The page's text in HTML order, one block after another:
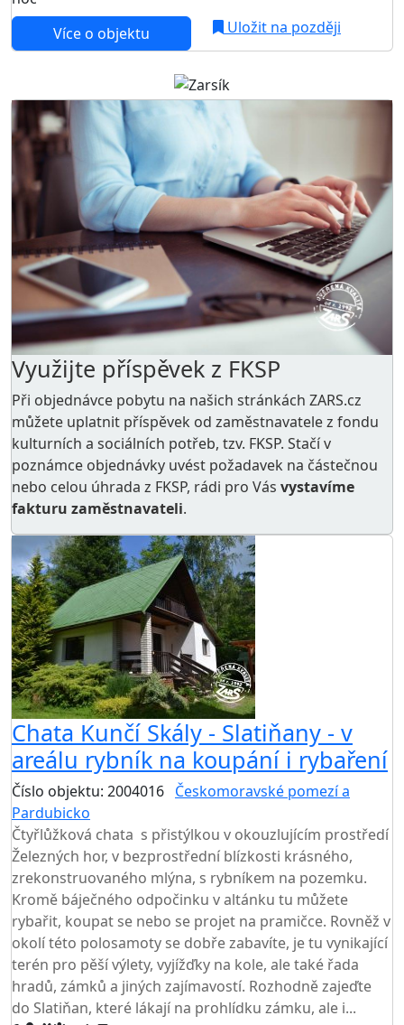
Více o objektu Uložit na později
Využijte příspěvek z FKSP
Při objednávce pobytu na našich stránkách ZARS.cz
můžete uplatnit příspěvek od zaměstnavatele z fondu
kulturních a sociálních potřeb, tzv. FKSP. Stačí v
poznámce objednávky uvést požadavek na částečnou
nebo celou úhrada z FKSP, rádi pro Vás vystavíme
fakturu zaměstnavateli.
Chata Kunčí Skály - Slatiňany - v
areálu rybník na koupání i rybaření
Číslo objektu: 2004016 Českomoravské pomezí a
Pardubicko
Čtyřlůžková chata s přistýlkou v okouzlujícím prostředí
Železných hor, v bezprostřední blízkosti krásného,
zrekonstruovaného mlýna, s rybníkem na pozemku.
Kromě báječného odpočinku v altánku tu můžete
rybařit, koupat se nebo se projet na pramičce. Rovněž v
okolí této polosamoty se dobře zabavíte, je tu vynikající
terén pro pěší výlety, vyjížďky na kole, ale také řada
hradů, zámků a jiných zajímavostí. Rozhodně zajeďte
do Slatiňan, které lákají na prohlídku zámku, ale i...